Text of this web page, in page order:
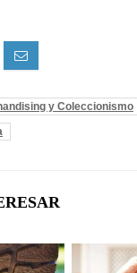
y Coleccionismo